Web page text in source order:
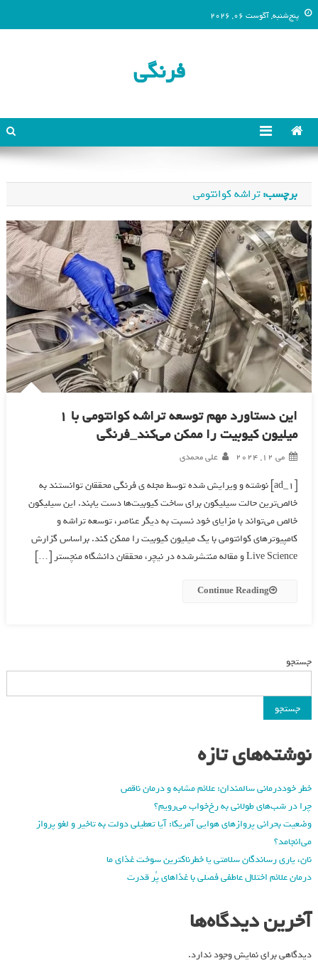
پنج‌شنبه, آگوست 06, 2026
فرنگی
برچسب:تراشه کوانتومی
این دستاورد مهم توسعه تراشه کوانتومی با 1
میلیون کیوبیت را ممکن می‌کند_فرنگی
می 12, 2024 علی محمدی
[ad_1] نوشته و ویرایش شده توسط مجله ی فرنگی محققان توانستند به
خالص‌ترین حالت سیلیکون برای ساخت کیوبیت‌ها دست یابند. این سیلیکون
خالص می‌تواند با مزایای خود نسبت به دیگر عناصر، توسعه تراشه و
کامپیوترهای کوانتومی با یک میلیون کیوبیت را ممکن کند. براساس گزارش
Live Science و مقاله منتشرشده در نیچر، محققان دانشگاه منچستر […]
Continue Reading
جستجو
جستجو
نوشته‌های تازه
خطر خوددرمانی سالمندان: علائم مشابه و درمان ناقص
چرا در شب‌های طولانی به رخ‌خواب می‌رویم؟
وضعیت بحرانی پروازهای هوایی آمریکا: آیا تعطیلی دولت به تاخیر و لغو پرواز
می‌انجامد؟
نان، یاری رساندگان سلامتی یا خطرناکترین سوخت غذای ما
درمان علائم اختلال عاطفی فصلی با غذاهای پُر قدرت
آخرین دیدگاه‌ها
دیدگاهی برای نمایش وجود ندارد.